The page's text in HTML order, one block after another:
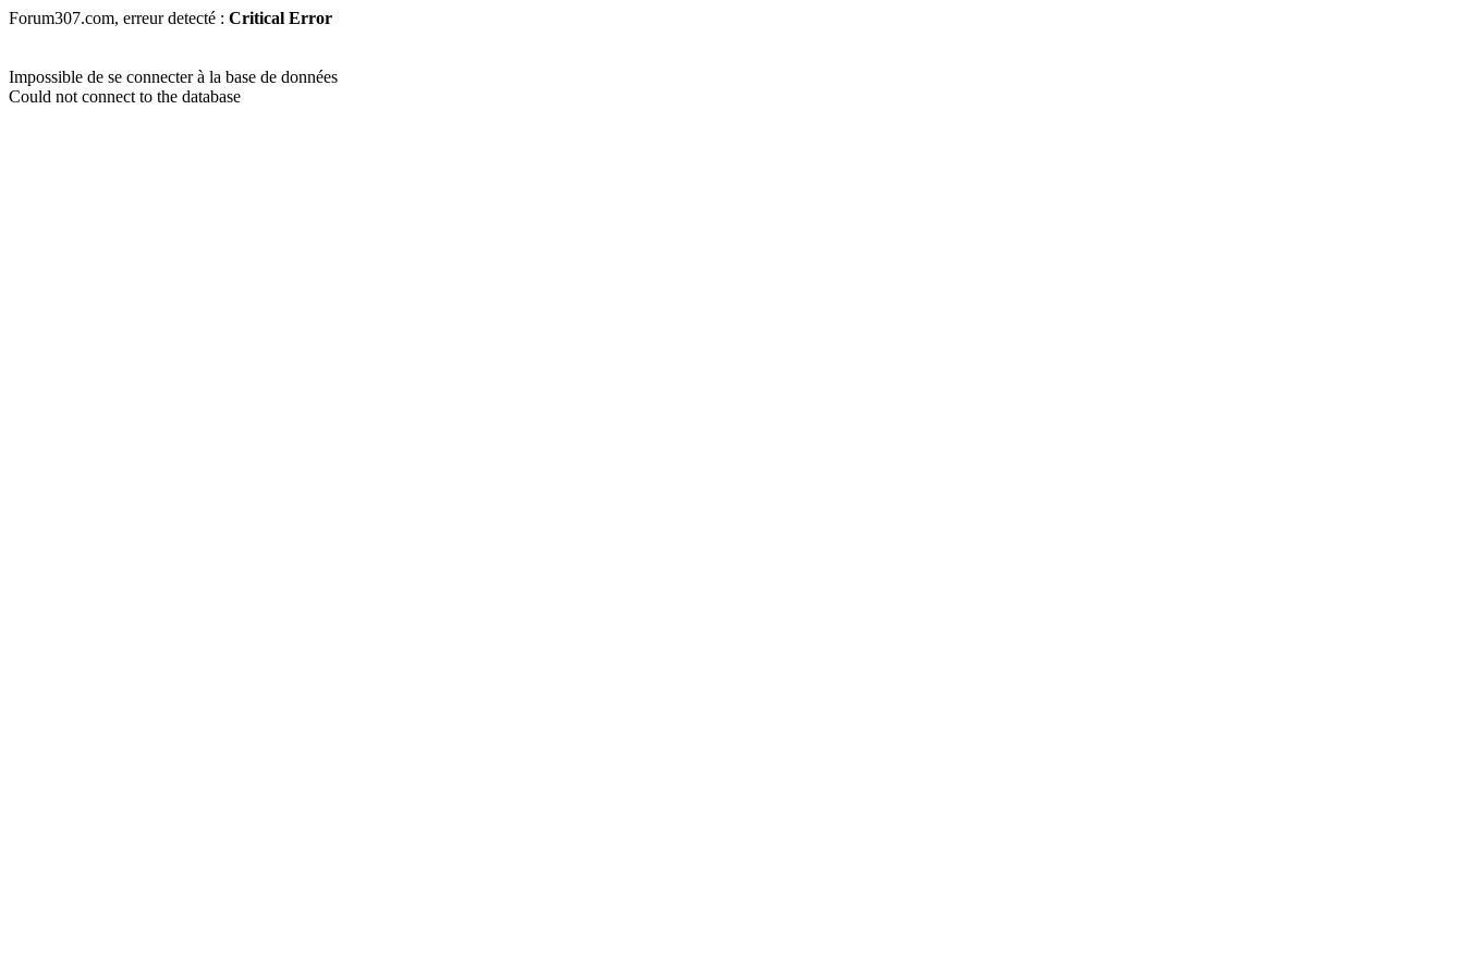
Forum307.com, erreur detecté : Critical Error
Impossible de se connecter à la base de données
Could not connect to the database